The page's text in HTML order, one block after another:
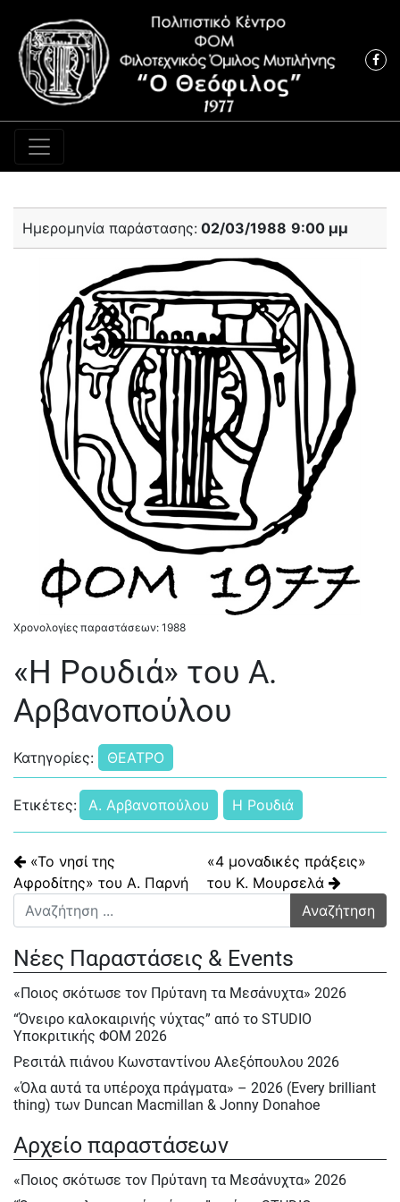
Κύρια πλοήγηση
Ημερομηνία παράστασης: 02/03/1988 9:00 μμ
Χρονολογίες παραστάσεων: 1988
«Η Ρουδιά» του Α.
Αρβανοπούλου
Κατηγορίες: ΘΕΑΤΡΟ
Ετικέτες: Α. Αρβανοπούλου Η Ρουδιά
Πλοήγηση άρθρων
«Το νησί της
Αφροδίτης» του Α. Παρνή
«4 μοναδικές πράξεις»
του Κ. Μουρσελά
Αναζήτηση για:
Νέες Παραστάσεις & Events
«Ποιος σκότωσε τον Πρύτανη τα Μεσάνυχτα» 2026
“Όνειρο καλοκαιρινής νύχτας” από το STUDIO
Υποκριτικής ΦΟΜ 2026
Ρεσιτάλ πιάνου Κωνσταντίνου Αλεξόπουλου 2026
«Όλα αυτά τα υπέροχα πράγματα» – 2026 (Every brilliant
thing) των Duncan Macmillan & Jonny Donahoe
Σάββατο 23/5, Κυρ.24/5 & Δευτ.25/5/2026
Ε΄ Πολιτιστική ΄Ανοιξη στον ΦΟΜ 2026
Αρχείο παραστάσεων
«Ποιος σκότωσε τον Πρύτανη τα Μεσάνυχτα» 2026